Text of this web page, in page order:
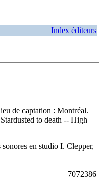
Index éditeurs
de captation : Montréal.
to death -- High
en studio I. Clepper,
7072386